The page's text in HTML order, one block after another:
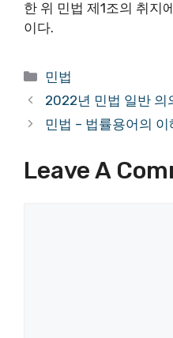
한 위 민법 제1조의 취지
이다.
Categories
민법
2022년 민법 일반 의
민법 – 법률용어의 이
Leave A